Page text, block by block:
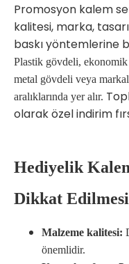
Promosyon kalem
kalitesi, marka,
baskı yöntemlerine
Plastik gövdeli,
metal gövdeli veya
aralıklarında yer alır.
olarak özel indirim
Hediyelik
Dikkat
Malzeme kalitesi:
önemlidir.